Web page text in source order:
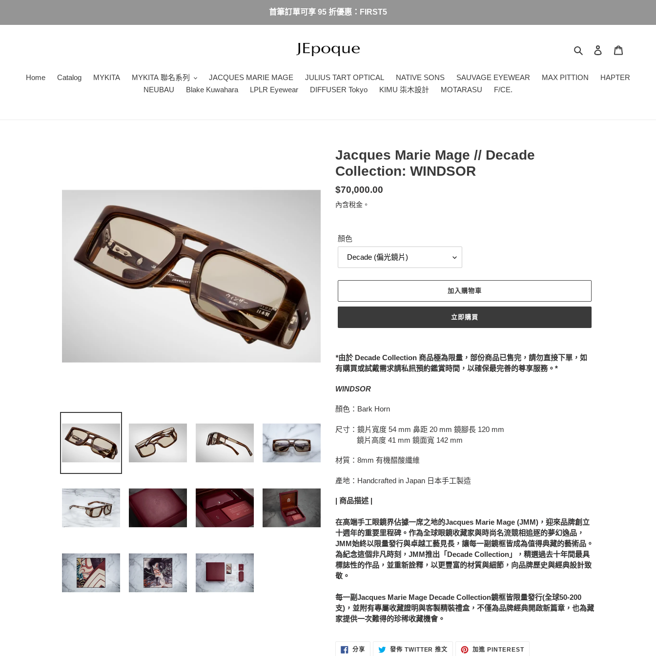
內
首筆訂單可享 95 折優惠：FIRST5
搜尋 登入
Home Catalog MYKITA MYKITA 聯名系列 JACQUES MARIE MAGE JULIUS TART OPTICAL NATIVE SONS SAUVAGE EYEWEAR MAX PITTION
HAPTER
NEUBAU
Blake Kuwahara LPLR Eyewear DIFFUSER Tokyo KIMU 柒木設計 MOTARASU F/CE.
Jacques Marie Mage // Decade
Collection: WINDSOR
定
價
$70,000.00
內含稅金。
顏色
加入購物車
立即購買
在
將
產
品
入
的
車
*由於Decade Collection 商品極為限量，部份商品已售完，請勿直接下單，如
有購買或試戴需求請私訊預約鑑賞時間，以確保最完善的尊享服務。*
WINDSOR
顏色：Bark Horn
尺寸：鏡片寬度 54 mm 鼻距 20 mm 鏡腳長 120 mm
鏡片高度 41 mm 鏡面寬 142 mm
材質：8mm 有機醋酸纖維
產地：Handcrafted in Japan 日本手工製造
| 商品描述 |
在高端手工眼鏡界佔據一席之地的Jacques Marie Mage (JMM) ，迎來品牌創立
十週年的重要里程碑。作為全球眼鏡收藏家與時尚名流競相追逐的夢幻逸品，
JMM始終以限量發行與卓越工藝見長，讓每一副鏡框皆成為值得典藏的藝術品。
為紀念這個非凡時刻， JMM推出「 Decade Collection 」，精選過去十年間最具
標誌性的作品，並重新詮釋，以更豐富的材質與細節，向品牌歷史與經典設計致
敬。
每一副Jacques Marie Mage Decade Collection鏡框皆限量發行(全球50-200
支) ，並附有專屬收藏證明與客製精裝禮盒，不僅為品牌經典開啟新篇章，也為藏
家提供一次難得的珍稀收藏機會。
分享分
發佈 TWITTER 推文
TWITTER
加進 PINTEREST加